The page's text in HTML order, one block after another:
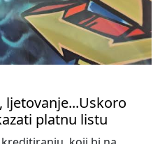
ljetovanje...Uskoro
platnu listu